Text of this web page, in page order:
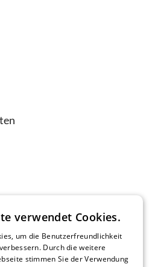
verwendet Cookies.
um die Benutzerfreundlichkeit
Durch die weitere
stimmen Sie der Verwendung